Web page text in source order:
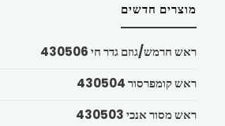
מוצרים חדשים
ראש חרמש/גוזם גדר חי 430506
ראש קומפרסור 430504
ראש מסור אנכי 430503